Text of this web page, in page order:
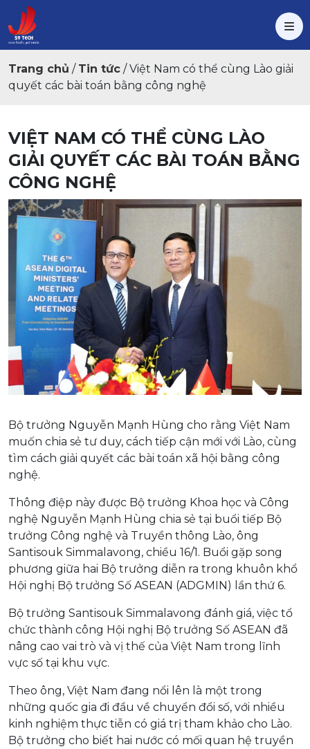
Trang chủ / Tin tức /Việt Nam có thể cùng Lào giải
quyết các bài toán bằng công nghệ
VIỆT NAM CÓ THỂ CÙNG LÀO
GIẢI QUYẾT CÁC BÀI TOÁN BẰNG
CÔNG NGHỆ
Bộ trưởng Nguyễn Mạnh Hùng cho rằng Việt Nam
muốn chia sẻ tư duy, cách tiếp cận mới với Lào, cùng
tìm cách giải quyết các bài toán xã hội bằng công
nghệ.
Thông điệp này được Bộ trưởng Khoa học và Công
nghệ Nguyễn Mạnh Hùng chia sẻ tại buổi tiếp Bộ
trưởng Công nghệ và Truyền thông Lào, ông
Santisouk Simmalavong, chiều 16/1. Buổi gặp song
phương giữa hai Bộ trưởng diễn ra trong khuôn khổ
Hội nghị Bộ trưởng Số ASEAN (ADGMIN) lần thứ 6.
Bộ trưởng Santisouk Simmalavong đánh giá, việc tổ
chức thành công Hội nghị Bộ trưởng Số ASEAN đã
nâng cao vai trò và vị thế của Việt Nam trong lĩnh
vực số tại khu vực.
Theo ông, Việt Nam đang nổi lên là một trong
những quốc gia đi đầu về chuyển đổi số, với nhiều
kinh nghiệm thực tiễn có giá trị tham khảo cho Lào.
Bộ trưởng cho biết hai nước có mối quan hệ truyền